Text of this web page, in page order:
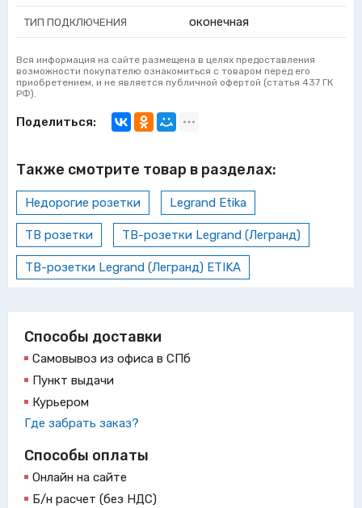
ТИП ПОДКЛЮЧЕНИЯ оконечная
Вся информация на сайте размещена в целях предоставления
возможности покупателю ознакомиться с товаром перед его
приобретением, и не является публичной офертой (статья 437 ГК
РФ).
Поделиться:
Также смотрите товар в разделах:
Недорогие розетки Legrand Etika
ТВ розетки ТВ-розетки Legrand (Легранд)
ТВ-розетки Legrand (Легранд) ETIKA
Способы доставки
Самовывоз из офиса в СПб
Пункт выдачи
Курьером
Где забрать заказ?
Способы оплаты
Онлайн на сайте
Б/н расчет (без НДС)